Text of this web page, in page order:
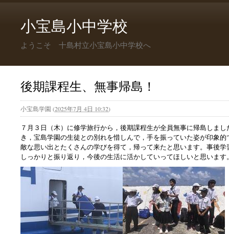
小宝島小中学校
ようこそ 十島村立小宝島小中学校へ
後期課程生、無事帰島！
小宝島学園 (2025年7月 4日 10:32)
７月３日（木）に修学旅行から，後期課程生が全員無事に帰島しま
き，宝島学園の生徒との別れを惜しんで，手を振っていた姿が印象
敵な思い出とたくさんの学びを得て，帰って来たと思います。事後
しっかりと振り返り，今後の生活に活かしていってほしいと思います